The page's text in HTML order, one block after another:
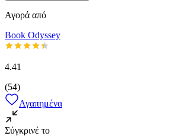
Αγορά από
Book Odyssey
4.41
(54)
Αγαπημένα
Σύγκρινέ το